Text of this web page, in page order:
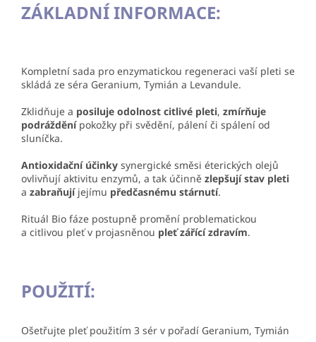
ZÁKLADNÍ INFORMACE:
Kompletní sada pro enzymatickou regeneraci vaší pleti se
skládá ze séra Geranium, Tymián a Levandule.
Zklidňuje a posiluje odolnost citlivé pleti, zmírňuje
podrážděnípokožky při svědění, pálení či spálení od
sluníčka.
Antioxidační účinky synergické směsi éterických olejů
ovlivňují aktivitu enzymů, a tak účinně zlepšují stav pleti
a zabraňujíjejímu předčasnému stárnutí.
Rituál Bio fáze postupně promění problematickou
a citlivou pleť v projasněnou pleť zářící zdravím.
POUŽITÍ:
Ošetřujte pleť použitím 3 sér v pořadí Geranium, Tymián